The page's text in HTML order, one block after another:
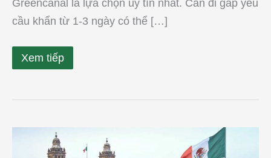
Greencanal là lựa chọn uy tín nhất. Cần đi gấp yêu
cầu khẩn từ 1-3 ngày có thể […]
Xem tiếp